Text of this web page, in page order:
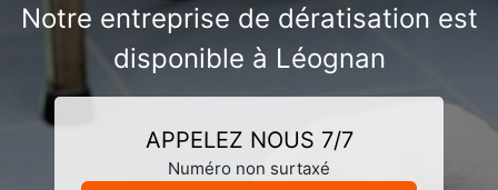
Notre entreprise de dératisation est
disponible à Léognan
APPELEZ NOUS 7/7
Numéro non surtaxé